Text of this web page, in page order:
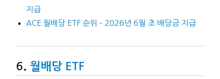
지급
ACE 월배당 ETF 순위 – 2026년 6월 초 배당금 지급
월배당 ETF